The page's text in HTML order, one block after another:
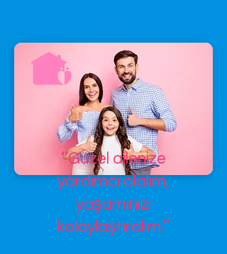
’’Güzel ailenize
yardımcı olalım,
yaşamınızı
kolaylaştıralım.’’